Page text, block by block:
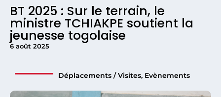
BT 2025 : Sur le terrain, le
ministre TCHIAKPE soutient la
jeunesse togolaise
6 août 2025
Déplacements / Visites, Evènements